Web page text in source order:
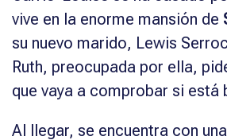
vive en la enorme mansión de
su nuevo marido, Lewis
Ruth, preocupada por ella,
que vaya a comprobar si está
Al llegar, se encuentra con